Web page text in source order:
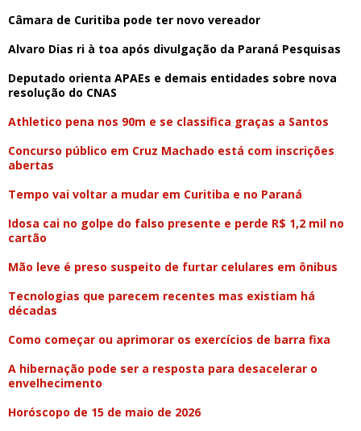
Câmara de Curitiba pode ter novo vereador
Alvaro Dias ri à toa após divulgação da Paraná Pesquisas
Deputado orienta APAEs e demais entidades sobre nova
resolução do CNAS
Athletico pena nos 90m e se classifica graças a Santos
Concurso público em Cruz Machado está com inscrições
abertas
Tempo vai voltar a mudar em Curitiba e no Paraná
Idosa cai no golpe do falso presente e perde R$ 1,2 mil no
cartão
Mão leve é preso suspeito de furtar celulares em ônibus
Tecnologias que parecem recentes mas existiam há
décadas
Como começar ou aprimorar os exercícios de barra fixa
A hibernação pode ser a resposta para desacelerar o
envelhecimento
Horóscopo de 15 de maio de 2026